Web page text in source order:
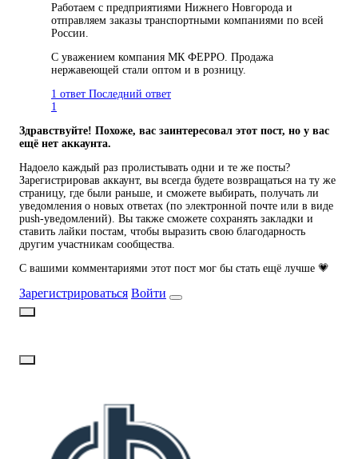
Работаем с предприятиями Нижнего Новгорода и
отправляем заказы транспортными компаниями по всей
России.
С уважением компания МК ФЕРРО. Продажа
нержавеющей стали оптом и в розницу.
1 ответ Последний ответ
1
Здравствуйте! Похоже, вас заинтересовал этот пост, но у вас
ещё нет аккаунта.
Надоело каждый раз пролистывать одни и те же посты?
Зарегистрировав аккаунт, вы всегда будете возвращаться на ту же
страницу, где были раньше, и сможете выбирать, получать ли
уведомления о новых ответах (по электронной почте или в виде
push-уведомлений). Вы также сможете сохранять закладки и
ставить лайки постам, чтобы выразить свою благодарность
другим участникам сообщества.
С вашими комментариями этот пост мог бы стать ещё лучше 💗
Зарегистрироваться Войти